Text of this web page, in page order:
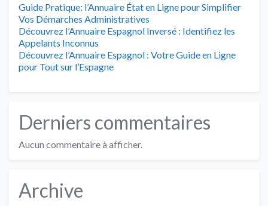
Guide Pratique: l’Annuaire État en Ligne pour Simplifier
Vos Démarches Administratives
Découvrez l’Annuaire Espagnol Inversé : Identifiez les
Appelants Inconnus
Découvrez l’Annuaire Espagnol : Votre Guide en Ligne
pour Tout sur l’Espagne
Derniers commentaires
Aucun commentaire à afficher.
Archive